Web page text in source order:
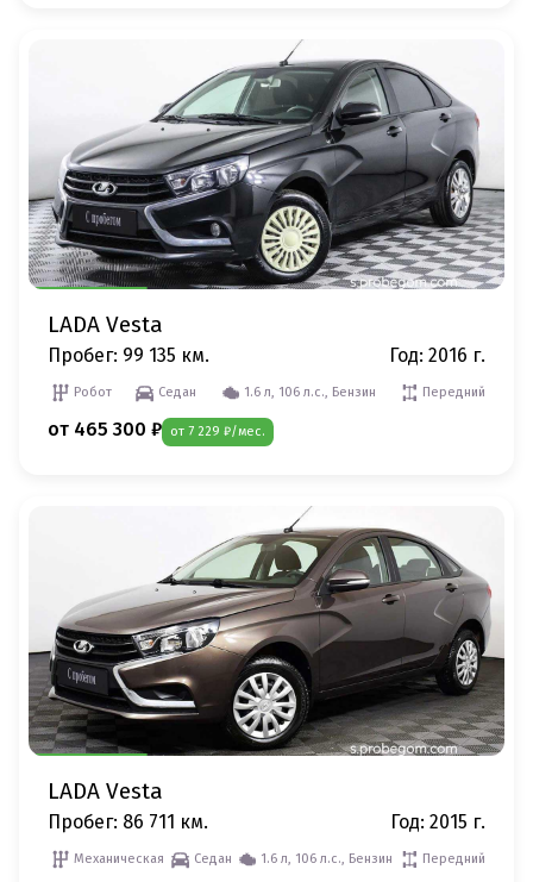
LADA Vesta
Пробег: 99 135 км. Год: 2016 г.
Робот Седан 1.6 л, 106 л.с., Бензин Передний
от 465 300 ₽ от 7 229 ₽/мес.
LADA Vesta
Пробег: 86 711 км. Год: 2015 г.
Механическая Седан 1.6 л, 106 л.с., Бензин Передний